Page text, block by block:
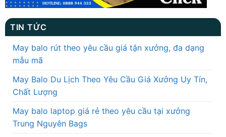
TIN TỨC
May balo rút theo yêu cầu giá tận xưởng, đa dạng
mẫu mã
May Balo Du Lịch Theo Yêu Cầu Giá Xưởng Uy Tín,
Chất Lượng
May balo laptop giá rẻ theo yêu cầu tại xưởng
Trung Nguyên Bags